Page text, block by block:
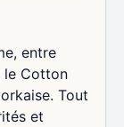
entre
le Cotton
Tout
et